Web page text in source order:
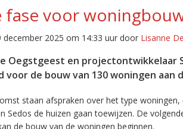
fase voor
december 2025 om 14:33 uur door Lisanne
Oegstgeest en projectontwikkelaar
voor de bouw van 130 woningen aan
staan afspraken over het type
Sedos de huizen gaan toewijzen. De
de bouw van de woningen beginnen.